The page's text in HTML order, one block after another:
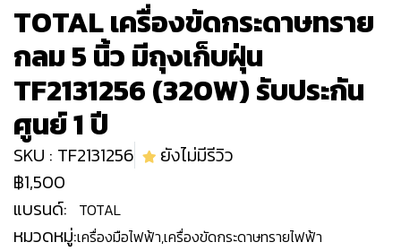
TOTAL เครื่องขัดกระดาษทราย
กลม 5 นิ้ว มีถุงเก็บฝุ่น
TF2131256 (320W) รับประกัน
ศูนย์ 1 ปี
SKU : TF2131256
ยังไม่มีรีวิว
฿1,500
แบรนด์:
TOTAL
หมวดหมู่:เครื่องมือไฟฟ้า,เครื่องขัดกระดาษทรายไฟฟ้า